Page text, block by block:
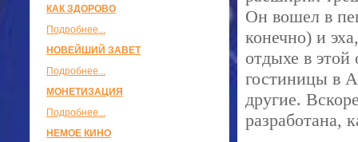
КАК ЗДОРОВО
Подробнее...
НОВЕЙШИЙ ЗАВЕТ
Подробнее...
МОНЕТИЗАЦИЯ
Подробнее...
НЕМОЕ КИНО
Он вошел в
конечно) и
отдыхе в этой
гостиницы в
другие.
разработана,